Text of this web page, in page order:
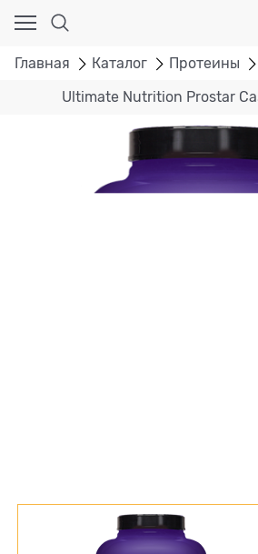
Главная Каталог Протеины
Ultimate Nutrition Prostar